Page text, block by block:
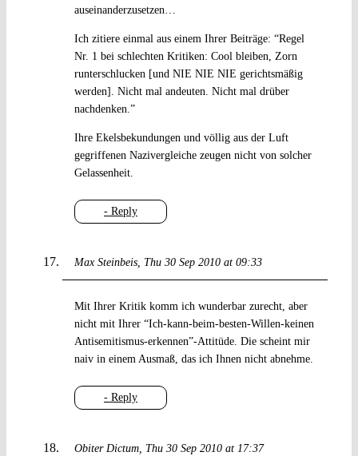
- Reply
auseinanderzusetzen…
Ich zitiere einmal aus einem Ihrer Beiträge: “Regel
Nr. 1 bei schlechten Kritiken: Cool bleiben, Zorn
runterschlucken [und NIE NIE NIE gerichtsmäßig
werden]. Nicht mal andeuten. Nicht mal drüber
nachdenken.”
Ihre Ekelsbekundungen und völlig aus der Luft
gegriffenen Nazivergleiche zeugen nicht von solcher
Gelassenheit.
Max Steinbeis Thu 30 Sep 2010 at 09:33
- Reply
Mit Ihrer Kritik komm ich wunderbar zurecht, aber
nicht mit Ihrer “Ich-kann-beim-besten-Willen-keinen
Antisemitismus-erkennen”-Attitüde. Die scheint mir
naiv in einem Ausmaß, das ich Ihnen nicht abnehme.
Obiter Dictum Thu 30 Sep 2010 at 17:37